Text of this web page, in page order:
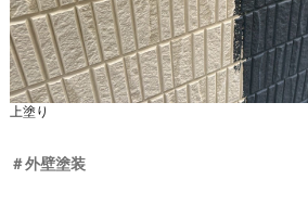
上塗り
＃外壁塗装